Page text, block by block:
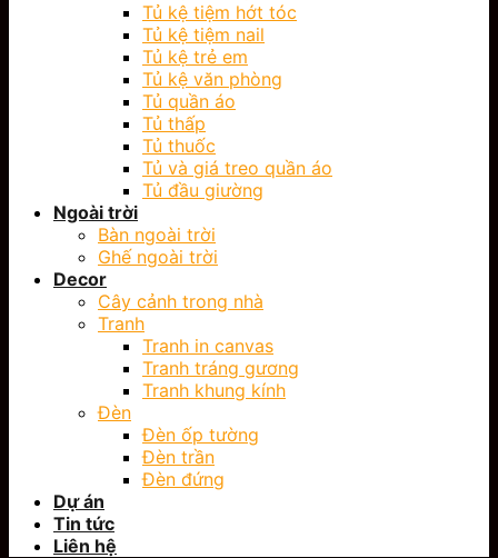
Tủ kệ tiệm hớt tóc
Tủ kệ tiệm nail
Tủ kệ trẻ em
Tủ kệ văn phòng
Tủ quần áo
Tủ thấp
Tủ thuốc
Tủ và giá treo quần áo
Tủ đầu giường
Ngoài trời
Bàn ngoài trời
Ghế ngoài trời
Decor
Cây cảnh trong nhà
Tranh
Tranh in canvas
Tranh tráng gương
Tranh khung kính
Đèn
Đèn ốp tường
Đèn trần
Đèn đứng
Dự án
Tin tức
Liên hệ